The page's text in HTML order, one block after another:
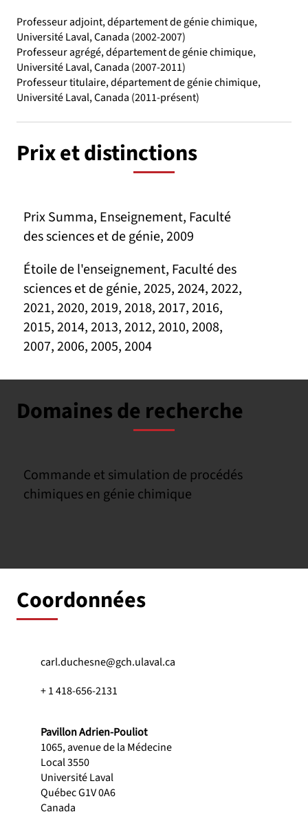
Professeur adjoint, département de génie chimique,
Université Laval, Canada (2002-2007)
Professeur agrégé, département de génie chimique,
Université Laval, Canada (2007-2011)
Professeur titulaire, département de génie chimique,
Université Laval, Canada (2011-présent)
Prix et distinctions
Prix Summa, Enseignement, Faculté
des sciences et de génie, 2009
Étoile de l'enseignement, Faculté des
sciences et de génie, 2025, 2024, 2022,
2021, 2020, 2019, 2018, 2017, 2016,
2015, 2014, 2013, 2012, 2010, 2008,
2007, 2006, 2005, 2004
Domaines de recherche
Commande et simulation de procédés
chimiques en génie chimique
Coordonnées
carl.duchesne@gch.ulaval.ca
+ 1 418-656-2131
Pavillon Adrien-Pouliot
1065, avenue de la Médecine
Local 3550
Université Laval
Québec G1V 0A6
Canada